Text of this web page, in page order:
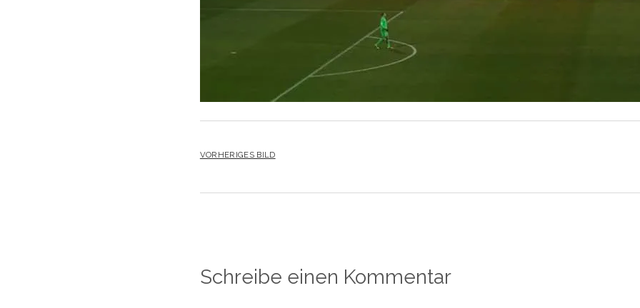
VORHERIGES BILD
Schreibe einen Kommentar